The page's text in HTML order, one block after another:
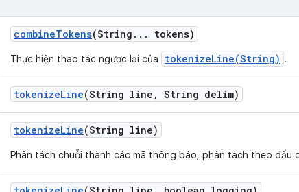
combineTokens(String . . . tokens)
Thực hiện thao tác ngược lại của tokenizeLine(String) .
tokenizeLine(String line , String delim)
tokenizeLine(String line)
Phân tách chuỗi thành các mã thông báo, phân tách theo dấu